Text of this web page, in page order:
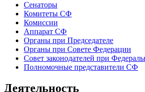
Сенаторы
Комитеты СФ
Комиссии
Аппарат СФ
Органы при Председателе
Органы при Совете Федерации
Совет законодателей при
Полномочные представители СФ
Деятельность